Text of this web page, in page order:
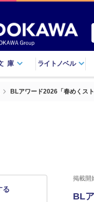
庫 ライトノベル
BLアワード2026「春めくス
掲載開
BL
る